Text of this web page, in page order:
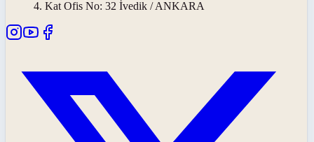
4. Kat Ofis No: 32 İvedik / ANKARA